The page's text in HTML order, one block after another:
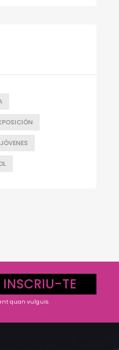
JÓVENES
INSCRIU-TE
quan vulguis.